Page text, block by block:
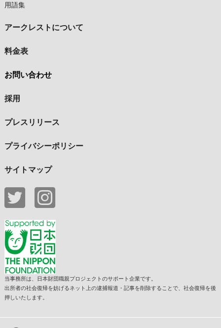
用語集
アークレストについて
料金表
お問い合わせ
採用
プレスリリース
プライバシーポリシー
サイトマップ
当事務所は、日本財団職親プロジェクトのサポート企業です。
出所者の社会復帰を妨げるネット上の逮捕報道・記事を削除することで、社会復帰を後
押しいたします。